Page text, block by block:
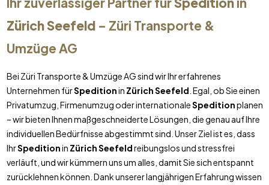
Zürich Seefeld– Züri Transporte &
Umzüge AG
Bei Züri Transporte & Umzüge AG sind wir Ihr erfahrenes
Unternehmen fürSpeditionin Zürich Seefeld . Egal, ob Sie einen
Privatumzug, Firmenumzug oder internationaleSpeditionplanen
– wir bieten Ihnen maßgeschneiderte Lösungen, die genau auf Ihre
individuellen Bedürfnisse abgestimmt sind. Unser Ziel ist es, dass
IhrSpeditionin Zürich Seefeldreibungslos und stressfrei
verläuft, und wir kümmern uns um alles, damit Sie sich entspannt
zurücklehnen können. Dank unserer langjährigen Erfahrung wissen